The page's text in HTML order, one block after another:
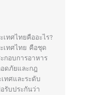
ทศไทยคืออะไร?
เทศไทย คือชุด
กอบการอาหาร
ดภัยและกฎ
ทศและระดับ
รับประกันว่า